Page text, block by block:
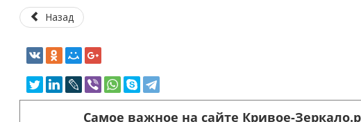
Назад
Самое важное на сайте Кривое-